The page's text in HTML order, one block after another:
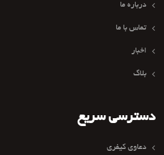
درباره ما
تماس با ما
اخبار
بلاگ
دسترسی سریع
دعاوی کیفری